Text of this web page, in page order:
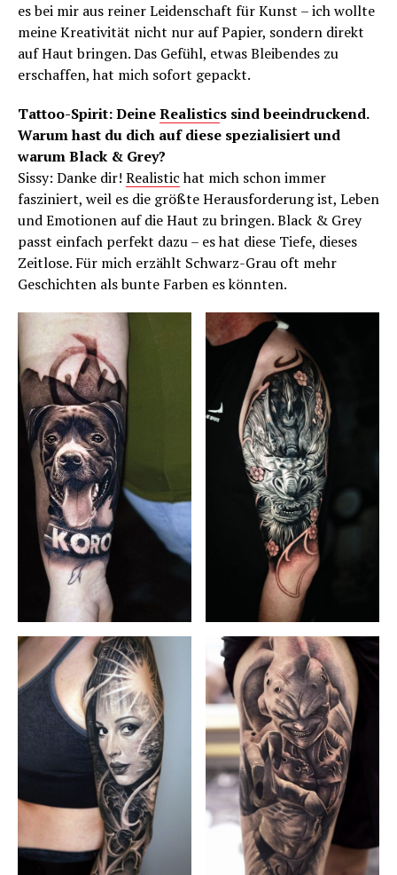
es bei mir aus reiner Leidenschaft für Kunst – ich wollte
meine Kreativität nicht nur auf Papier, sondern direkt
auf Haut bringen. Das Gefühl, etwas Bleibendes zu
erschaffen, hat mich sofort gepackt.
Tattoo-Spirit: DeineRealistics sind beeindruckend.
Warum hast du dich auf diese spezialisiert und
warum Black & Grey?
Sissy: Danke dir! Realistichat mich schon immer
fasziniert, weil es die größte Herausforderung ist, Leben
und Emotionen auf die Haut zu bringen. Black & Grey
passt einfach perfekt dazu – es hat diese Tiefe, dieses
Zeitlose. Für mich erzählt Schwarz-Grau oft mehr
Geschichten als bunte Farben es könnten.